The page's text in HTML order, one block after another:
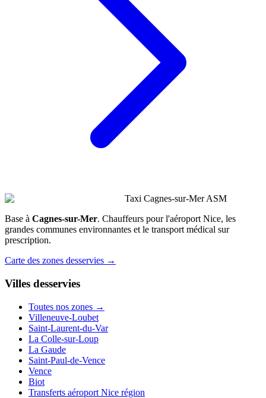
Taxi Cagnes-sur-Mer ASM
Base à Cagnes-sur-Mer. Chauffeurs pour l'aéroport Nice, les
grandes communes environnantes et le transport médical sur
prescription.
Carte des zones desservies →
Villes desservies
Toutes nos zones →
Villeneuve-Loubet
Saint-Laurent-du-Var
La Colle-sur-Loup
La Gaude
Saint-Paul-de-Vence
Vence
Biot
Transferts aéroport Nice région